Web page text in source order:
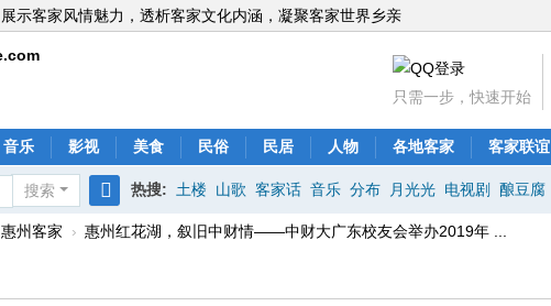
展示客家风情魅力，透析客家文化内涵，凝聚客家世界乡亲
只需一步，快速开始
音乐 影视 美食 民俗 民居 人物 各地客家 客家联谊
搜索
搜
热搜: 土楼 山歌 客家话 音乐 分布 月光光 电视剧 酿豆腐
惠州客家 › 惠州红花湖，叙旧中财情——中财大广东校友会举办2019年 ...